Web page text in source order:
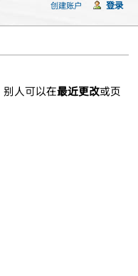
人可以在最近更改或页
创建账户 登录